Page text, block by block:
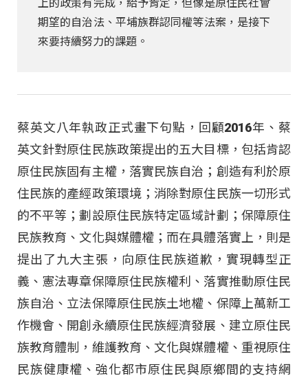
上的政策有完成，給予肯定，但像是原住民社會
期望的自治法、平埔族群認同權等法案，是接下
來要持續努力的課題。
蔡英文八年執政正式畫下句點，回顧2016年、蔡
英文針對原住民族政策提出的五大目標，包括肯認
原住民族固有主權，落實民族自治；創造有利於原
住民族的產經政策環境；消除對原住民族一切形式
的不平等；劃設原住民族特定區域計劃；保障原住
民族教育、文化與媒體權；而在具體落實上，則是
提出了九大主張，向原住民族道歉，實現轉型正
義、憲法專章保障原住民族權利、落實推動原住民
族自治、立法保障原住民族土地權、保障上萬新工
作機會、開創永續原住民族經濟發展、建立原住民
族教育體制，維護教育、文化與媒體權、重視原住
民族健康權、強化都市原住民與原鄉間的支持網